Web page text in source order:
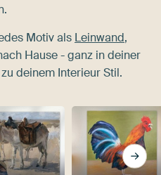
Motiv als Leinwand,
Hause - ganz in deiner
deinem Interieur Stil.